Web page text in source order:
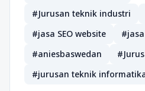
#Jurusan teknik industri
#jasa SEO website
#aniesbaswedan
#jurusan teknik